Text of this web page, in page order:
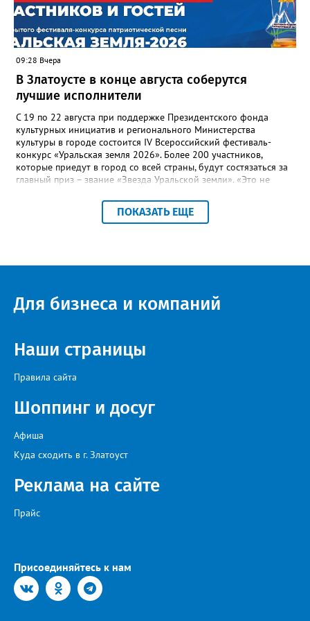
оперативно делиться информацией со всеми
заинтересованными – от поставщика тепла до конечных
потребителей.
09:28 Вчера
В Златоусте в конце августа соберутся
лучшие исполнители
С 19 по 22 августа при поддержке Президентского фонда
культурных инициатив и регионального Министерства
культуры в городе состоится IV Всероссийский фестиваль-
конкурс «Уральская земля 2026». Более 200 участников,
которые приедут в город со всей страны, будут состязаться за
главный приз – звание «Звезда Уральской земли». «Это не
прослушивания участников, мастер-классы от ведущих
наставников, выступления победителей прошлых лет и
Челябинской, Свердловской, Курганской, Оренбургской
идейный вдохновитель, организатор фестиваля, эстрадный
певец, победитель главного патриотического конкурса страны
искусства «Золотая лира», участник телевизионных проектов
на Первом канале, обладатель звания «Голос страны» Алексей
ПОКАЗАТЬ ЕЩЕ
Для бизнеса и компаний
Наши страницы
Правила сайта
Шоппинг и досуг
Афиша
Куда сходить в г. Златоуст
Реклама на сайте
Прайс
Присоединяйтесь к нам